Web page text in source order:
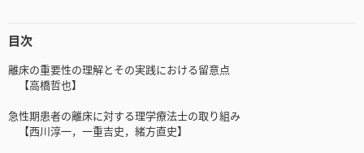
目次
離床の重要性の理解とその実践における留意点
【高橋哲也】
急性期患者の離床に対する理学療法士の取り組み
【西川淳一，一重吉史，緒方直史】